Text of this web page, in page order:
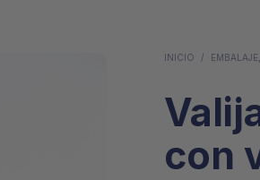
INICIO /
con